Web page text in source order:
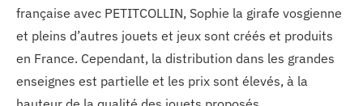
française avec PETITCOLLIN, Sophie la girafe vosgienne
et pleins d’autres jouets et jeux sont créés et produits
en France. Cependant, la distribution dans les grandes
enseignes est partielle et les prix sont élevés, à la